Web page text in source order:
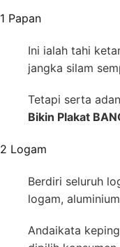
1 Papan
Ini ialah tahi
jangka silam
Tetapi serta
Bikin Plakat
2 Logam
Berdiri seluruh
logam,
Andaikata